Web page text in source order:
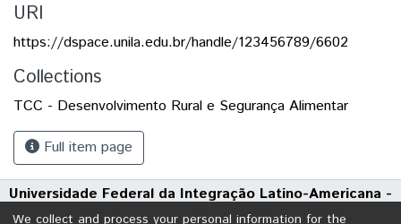
URI
https://dspace.unila.edu.br/handle/123456789/6602
Collections
TCC - Desenvolvimento Rural e Segurança Alimentar
Full item page
Universidade Federal da Integração Latino-Americana -
UNILA
We collect and process your personal information for the